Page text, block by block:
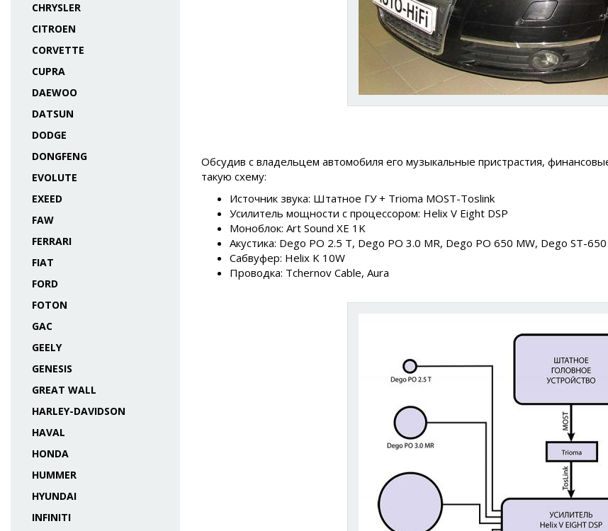
CHRYSLER
CITROEN
CORVETTE
CUPRA
DAEWOO
DATSUN
DODGE
DONGFENG
EVOLUTE
EXEED
FAW
FERRARI
FIAT
FORD
FOTON
GAC
GEELY
GENESIS
GREAT WALL
HARLEY-DAVIDSON
HAVAL
HONDA
HUMMER
HYUNDAI
INFINITI
Обсудив с владельцем автомобиля его музыкальные пристрастия,
такую схему:
Источник звука: Штатное ГУ + Trioma MOST-Toslink
Усилитель мощности с процессором: Helix V Eight DSP
Моноблок: Art Sound XE 1K
Акустика: Dego PO 2.5 T, Dego PO 3.0 MR, Dego PO 650 MW, Dego ST-650
Сабвуфер: Helix K 10W
Проводка: Tchernov Cable, Aura